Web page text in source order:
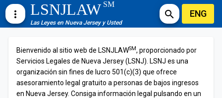
more_vert LSNJLAWSM
Las Leyes en Nueva Jersey y Usted
search ENG
Bienvenido al sitio web de LSNJLAWSM, proporcionado por
Servicios Legales de Nueva Jersey (LSNJ). LSNJ es una
organización sin fines de lucro 501(c)(3) que ofrece
asesoramiento legal gratuito a personas de bajos ingresos
en Nueva Jersey. Consiga información legal pulsando en un